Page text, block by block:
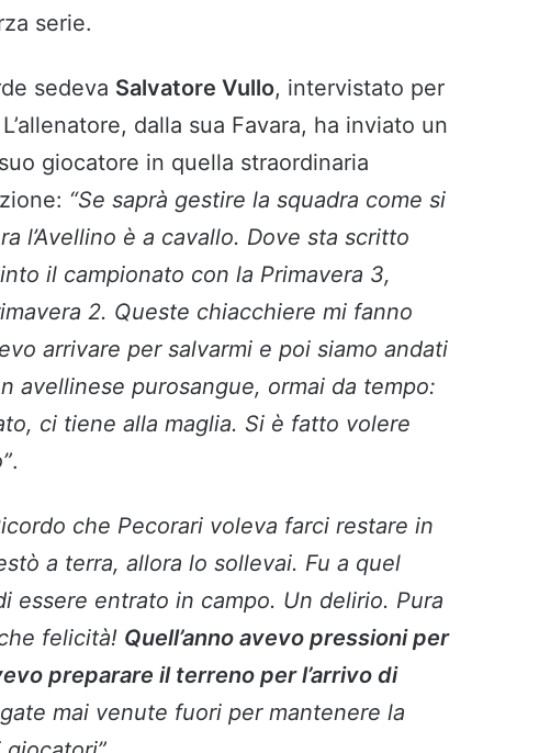
serie.
sedeva Salvatore Vullo, intervistato per
dalla sua Favara, ha inviato un
giocatore in quella straordinaria
“Se saprà gestire la squadra come si
l’Avellino è a cavallo. Dove sta scritto
il campionato con la Primavera 3,
2. Queste chiacchiere mi fanno
arrivare per salvarmi e poi siamo andati
avellinese purosangue, ormai da tempo:
ci tiene alla maglia. Si è fatto volere
.
che Pecorari voleva farci restare in
a terra, allora lo sollevai. Fu a quel
essere entrato in campo. Un delirio. Pura
felicità! Quell’anno avevo pressioni per
preparare il terreno per l’arrivo di
mai venute fuori per mantenere la